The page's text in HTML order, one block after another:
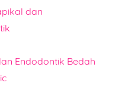
dan
Endodontik Bedah